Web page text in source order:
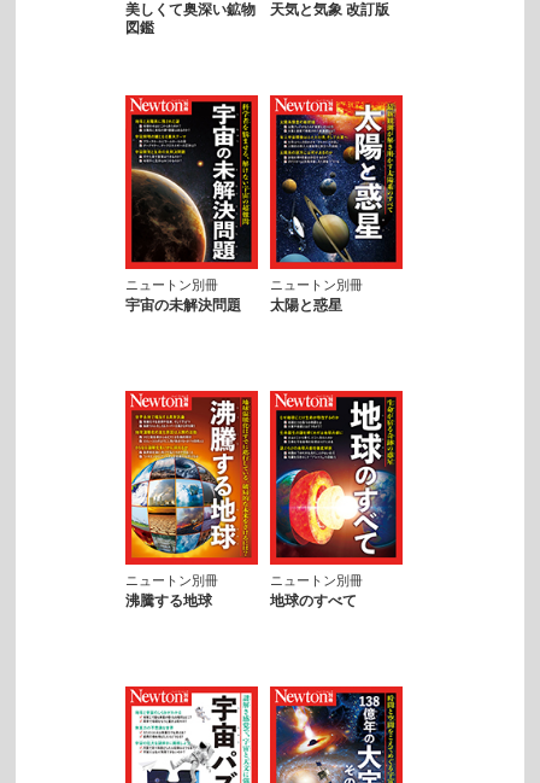
美しくて奥深い鉱物
図鑑
天気と気象 改訂版
ニュートン別冊
宇宙の未解決問題
ニュートン別冊
太陽と惑星
ニュートン別冊
沸騰する地球
ニュートン別冊
地球のすべて